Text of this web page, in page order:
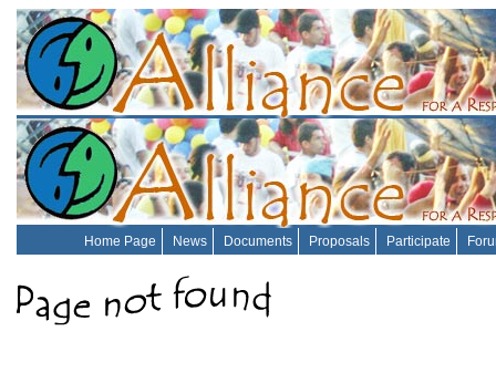
Home Page News Documents Proposals Participate